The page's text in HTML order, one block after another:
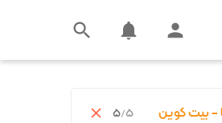
  
- بیت کوین  ۵/۵